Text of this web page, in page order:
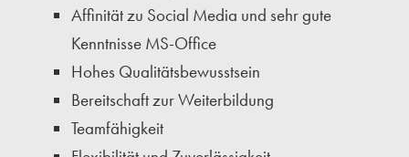
Affinität zu Social Media und sehr gute
Kenntnisse MS-Office
Hohes Qualitätsbewusstsein
Bereitschaft zur Weiterbildung
Teamfähigkeit